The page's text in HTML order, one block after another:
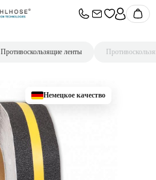
Противоскользящие ленты
Немецкое качество